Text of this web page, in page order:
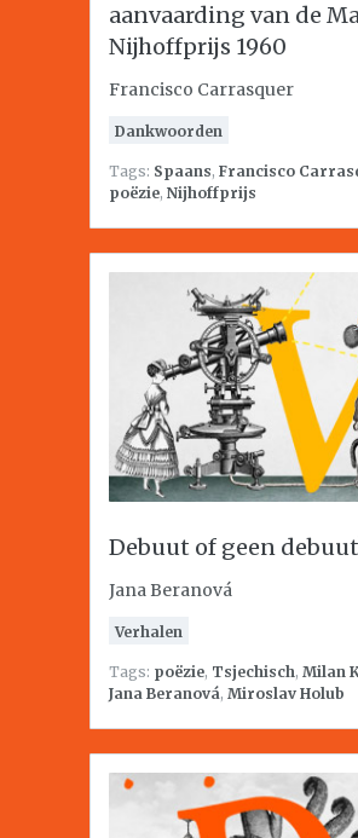
aanvaarding van de
Nijhoffprijs 1960
Francisco Carrasquer
Dankwoorden
Tags: Spaans, Francisco
poëzie, Nijhoffprijs
Debuut of geen
Jana Beranová
Verhalen
Tags: poëzie, Tsjechisch, Milan
Jana Beranová, Miroslav Holub